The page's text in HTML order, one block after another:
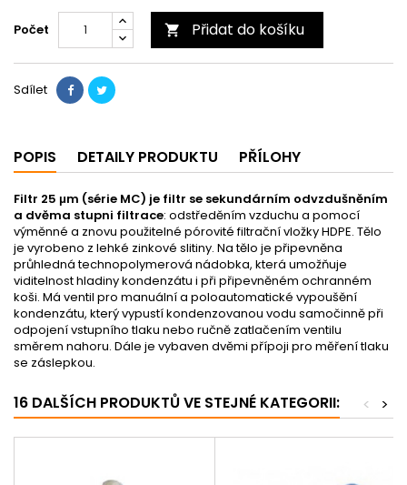
Počet  Přidat do košíku
Sdílet
POPIS DETAILY PRODUKTU PŘÍLOHY
Filtr 25 μm (série MC) je filtr se sekundárním odvzdušněním
a dvěma stupni filtrace: odstředěním vzduchu a pomocí
výměnné a znovu použitelné pórovité filtrační vložky HDPE. Tělo
je vyrobeno z lehké zinkové slitiny. Na tělo je připevněna
průhledná technopolymerová nádobka, která umožňuje
viditelnost hladiny kondenzátu i při připevněném ochranném
koši. Má ventil pro manuální a poloautomatické vypoušění
kondenzátu, který vypustí kondenzovanou vodu samočinně při
odpojení vstupního tlaku nebo ručně zatlačením ventilu
směrem nahoru. Dále je vybaven dvěmi přípoji pro měření tlaku
se záslepkou.
16 DALŠÍCH PRODUKTŮ VE STEJNÉ KATEGORII: >
<